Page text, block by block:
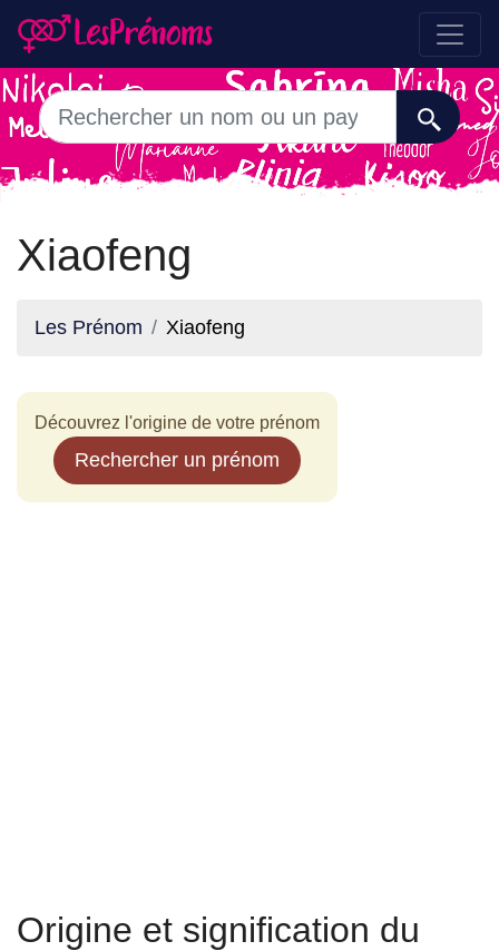
Xiaofeng
Les Prénom Xiaofeng
Découvrez l'origine de votre prénom
Rechercher un prénom
Origine et signification du